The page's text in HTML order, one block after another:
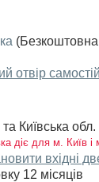
(Безкоштовна
отвір
Київська
діє для м. Київ і
вхідні
12 місяців